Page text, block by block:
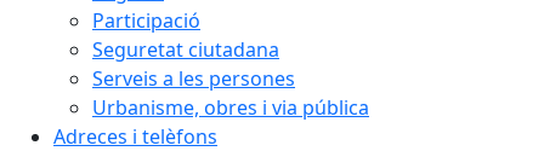
Participació
Seguretat ciutadana
Serveis a les persones
Urbanisme, obres i via pública
Adreces i telèfons